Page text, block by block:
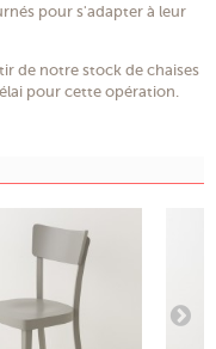
pour s'adapter à leur
de notre stock de chaises
pour cette opération.